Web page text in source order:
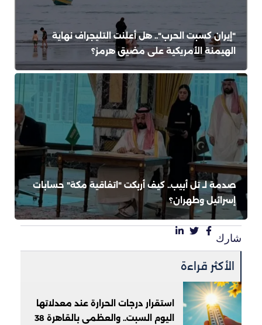
"إيران كسبت الحرب".. هل أعلنت التليجراف نهاية
الهيمنة الأمريكية على مضيق هرمز؟
صدمة لـ تل أبيب.. كيف أربكت "اتفاقية مكة" حسابات
إسرائيل وطهران؟
شارك
الأكثر قراءة
استقرار درجات الحرارة عند معدلاتها
اليوم السبت.. والعظمى بالقاهرة 38